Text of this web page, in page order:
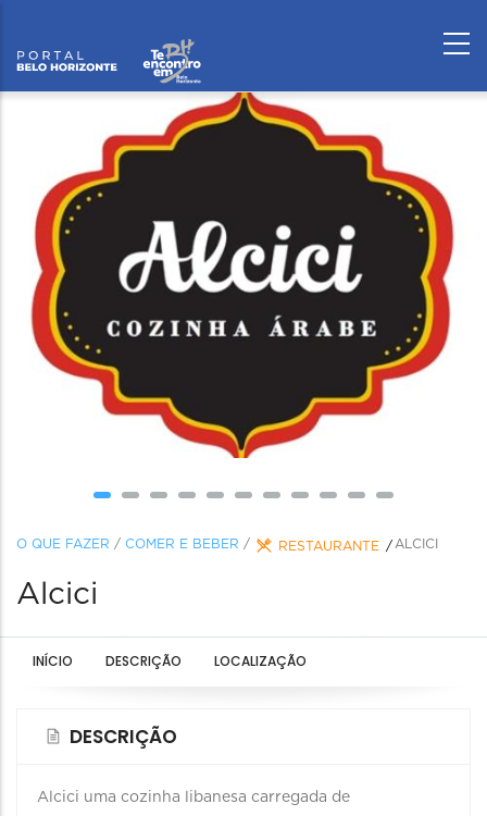
O QUE FAZER / COMER E BEBER / RESTAURANTE ALCICI
Alcici
INÍCIO DESCRIÇÃO LOCALIZAÇÃO
DESCRIÇÃO
Alcici uma cozinha libanesa carregada de